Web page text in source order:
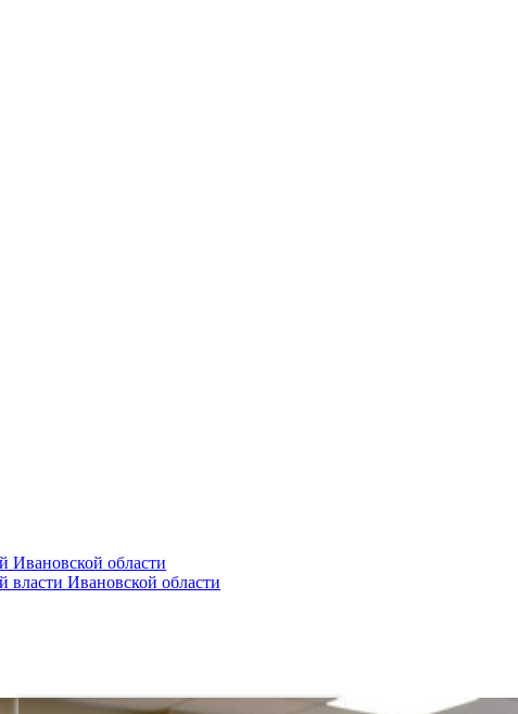
Ивановской области
власти Ивановской области